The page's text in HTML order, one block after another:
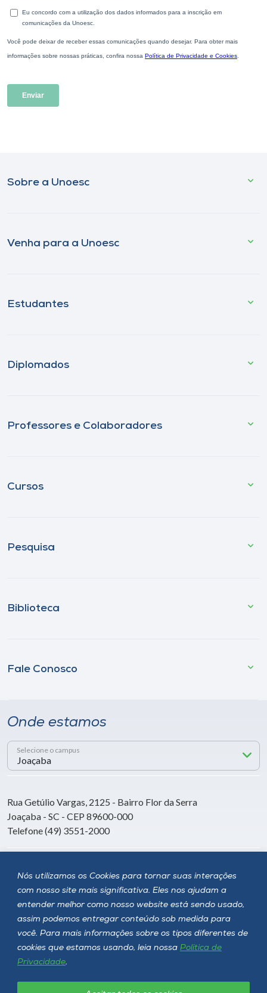
Nós utilizamos os Cookies para tornar suas interações
com nosso site mais significativa. Eles nos ajudam a
entender melhor como nosso website está sendo usado,
assim podemos entregar conteúdo sob medida para
você. Para mais informações sobre os tipos diferentes de
cookies que estamos usando, leia nossa Política de
Privacidade.
Sobre a Unoesc
Venha para a Unoesc
Estudantes
Diplomados
Professores e Colaboradores
Cursos
Pesquisa
Biblioteca
Fale Conosco
Onde estamos
Selecione o campus
Rua Getúlio Vargas, 2125 - Bairro Flor da Serra
Joaçaba - SC - CEP 89600-000
Telefone (49) 3551-2000
Siga a Unoesc